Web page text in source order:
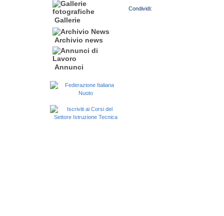
Gallerie
Archivio news
Annunci